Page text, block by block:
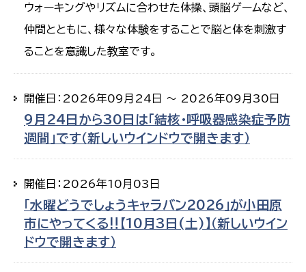
ウォーキングやリズムに合わせた体操、頭脳ゲームなど、
仲間とともに、様々な体験をすることで脳と体を刺激す
ることを意識した教室です。
開催日：2026年09月24日 ～ 2026年09月30日
9月24日から30日は「結核・呼吸器感染症予防
週間」です（新しいウインドウで開きます）
開催日：2026年10月03日
「水曜どうでしょうキャラバン2026」が小田原
市にやってくる‼【10月3日(土)】（新しいウイン
ドウで開きます）